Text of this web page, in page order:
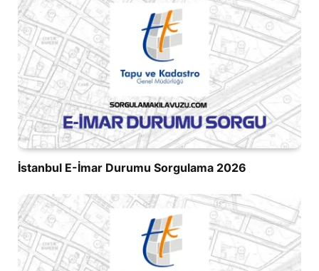
İstanbul E-İmar Durumu Sorgulama 2026